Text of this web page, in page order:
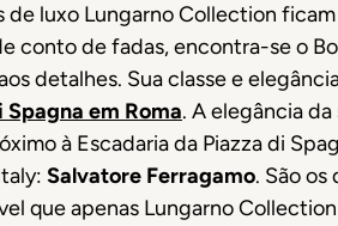
de luxo Lungarno Collection
conto de fadas, encontra-se o
detalhes. Sua classe e
Spagna em Roma. A elegância
à Escadaria da Piazza di
Salvatore Ferragamo. São
que apenas Lungarno